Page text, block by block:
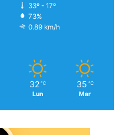
33º - 17º
73%
0.89 km/h
32 ℃
Lun
35 ℃
Mar